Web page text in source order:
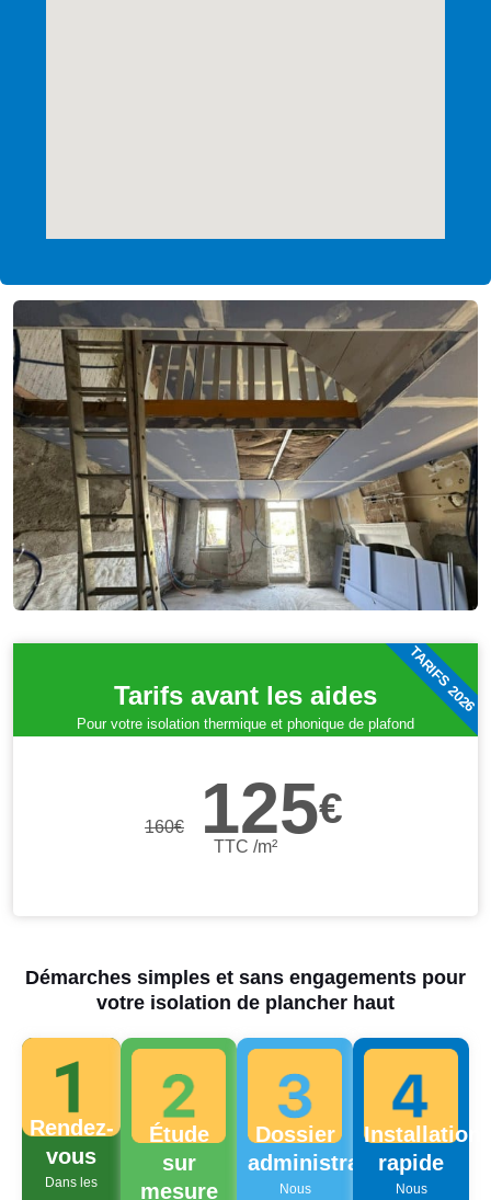
Tarifs avant les aides
Pour votre isolation thermique et phonique de plafond
160€ 125€
TTC /m²
TARIFS 2026
Démarches simples et sans engagements pour
votre isolation de plancher haut
Rendez-
vous
Dans les
Étude
sur
mesure
Dossier
administratif
Nous
Installation
rapide
Nous